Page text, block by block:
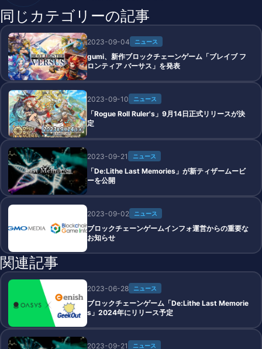
同じカテゴリーの記事
2023-09-04 ニュース
gumi、新作ブロックチェーンゲーム「ブレイブ フ
ロンティア バーサス」を発表
2023-09-10 ニュース
「Rogue Roll Ruler's」9月14日正式リリースが決
定
2023-09-21 ニュース
「De:Lithe Last Memories」が新ティザームービ
ーを公開
2023-09-02 ニュース
ブロックチェーンゲームインフォ運営からの重要な
お知らせ
関連記事
2023-06-28 ニュース
ブロックチェーンゲーム「De:Lithe Last Memorie
s」2024年にリリース予定
2023-09-21 ニュース